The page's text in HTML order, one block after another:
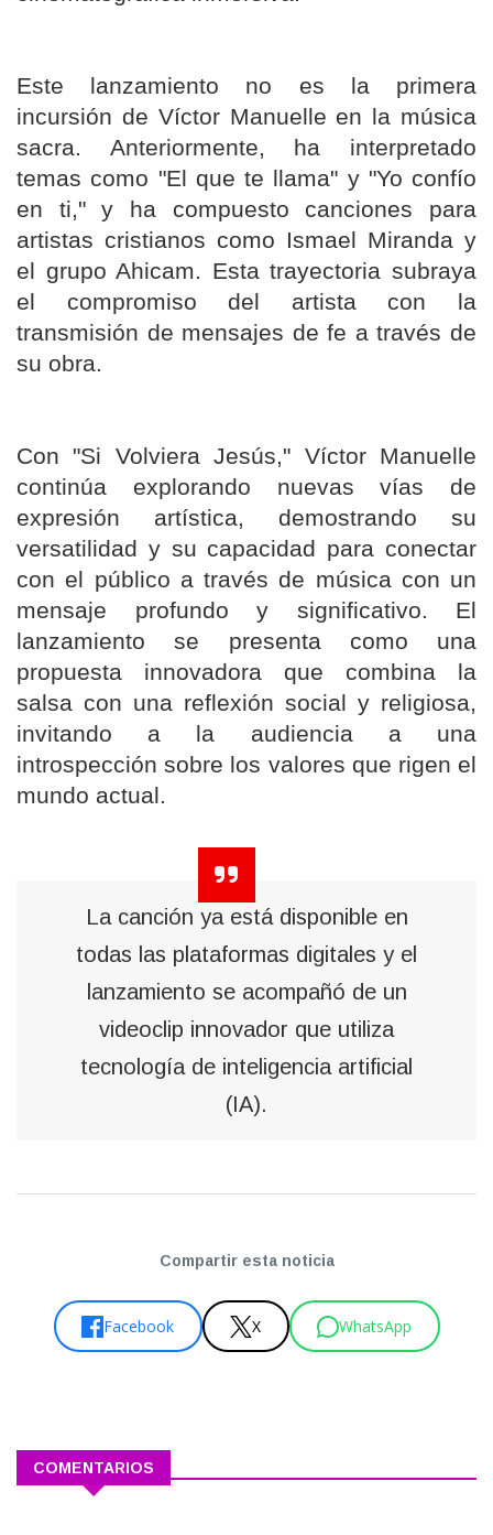
Este lanzamiento no es la primera
incursión de Víctor Manuelle en la música
sacra. Anteriormente, ha interpretado
temas como "El que te llama" y "Yo confío
en ti," y ha compuesto canciones para
artistas cristianos como Ismael Miranda y
el grupo Ahicam. Esta trayectoria subraya
el compromiso del artista con la
transmisión de mensajes de fe a través de
su obra.
Con "Si Volviera Jesús," Víctor Manuelle
continúa explorando nuevas vías de
expresión artística, demostrando su
versatilidad y su capacidad para conectar
con el público a través de música con un
mensaje profundo y significativo. El
lanzamiento se presenta como una
propuesta innovadora que combina la
salsa con una reflexión social y religiosa,
invitando a la audiencia a una
introspección sobre los valores que rigen el
mundo actual.
La canción ya está disponible en
todas las plataformas digitales y el
lanzamiento se acompañó de un
videoclip innovador que utiliza
tecnología de inteligencia artificial
(IA).
Compartir esta noticia
Facebook X WhatsApp
COMENTARIOS